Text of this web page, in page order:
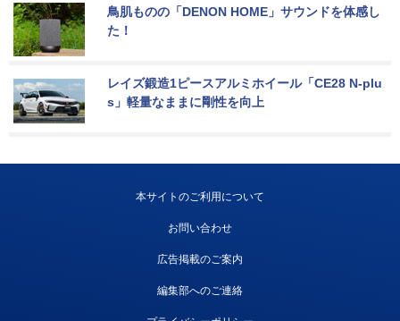
鳥肌ものの「DENON HOME」サウンドを体感し
た！
レイズ鍛造1ピースアルミホイール「CE28 N-plu
s」軽量なままに剛性を向上
本サイトのご利用について
お問い合わせ
広告掲載のご案内
編集部へのご連絡